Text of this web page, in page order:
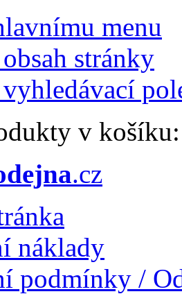
menu
stránky
v
.cz
náklady
podmínky /